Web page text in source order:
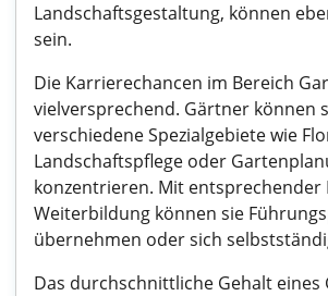
Landschaftsgestaltung, können
sein.
Die Karrierechancen im Bereich
vielversprechend. Gärtner können
verschiedene Spezialgebiete wie
Landschaftspflege oder
konzentrieren. Mit entsprechender
Weiterbildung können sie
übernehmen oder sich
Das durchschnittliche Gehalt eines